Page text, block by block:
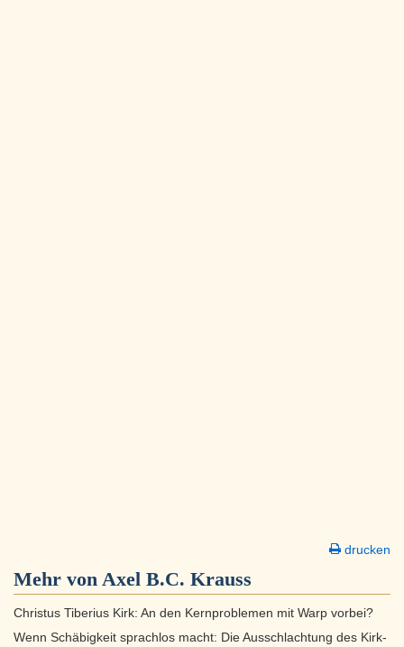
drucken
Mehr von Axel B.C. Krauss
Christus Tiberius Kirk: An den Kernproblemen mit Warp vorbei?
Wenn Schäbigkeit sprachlos macht: Die Ausschlachtung des Kirk-